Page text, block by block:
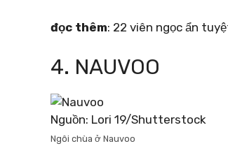
đọc thêm: 22 viên ngọc ẩn
4. NAUVOO
Nguồn: Lori 19/Shutterstock
Ngôi chùa ở Nauvoo